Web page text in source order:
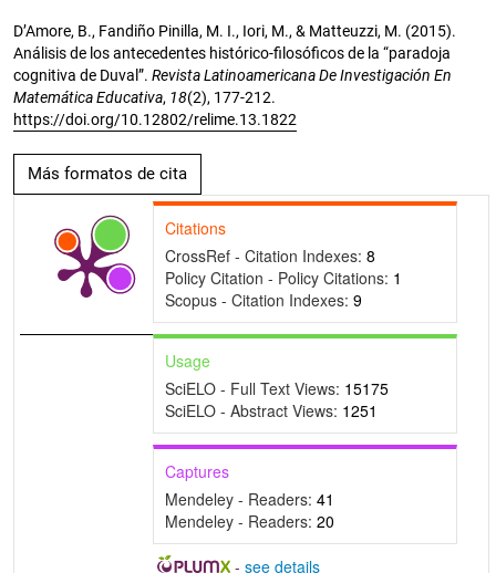
D’Amore, B., Fandiño Pinilla, M. I., Iori, M., & Matteuzzi, M. (2015).
Análisis de los antecedentes histórico-filosóficos de la “paradoja
cognitiva de Duval”. Revista Latinoamericana De Investigación En
Matemática Educativa, 18(2), 177-212.
https://doi.org/10.12802/relime.13.1822
Más formatos de cita
Citations
CrossRef - Citation Indexes: 8
Policy Citation - Policy Citations: 1
Scopus - Citation Indexes: 9
Usage
SciELO - Full Text Views: 15175
SciELO - Abstract Views: 1251
Captures
Mendeley - Readers: 41
Mendeley - Readers: 20
- see details